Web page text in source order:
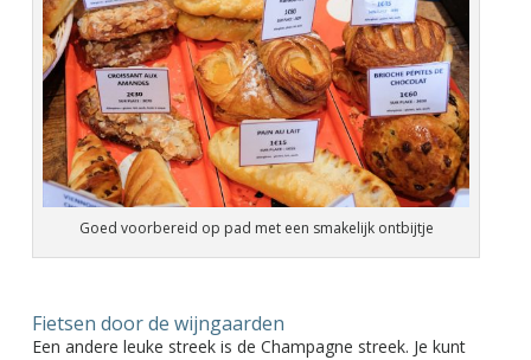
Goed voorbereid op pad met een smakelijk ontbijtje
Fietsen door de wijngaarden
Een andere leuke streek is de Champagne streek. Je kunt